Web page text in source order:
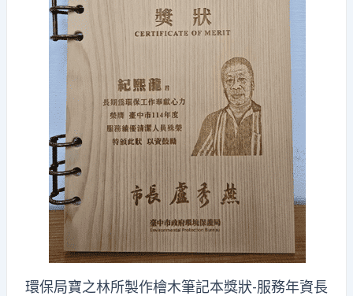
環保局寶之林所製作檜木筆記本獎狀-服務年資長